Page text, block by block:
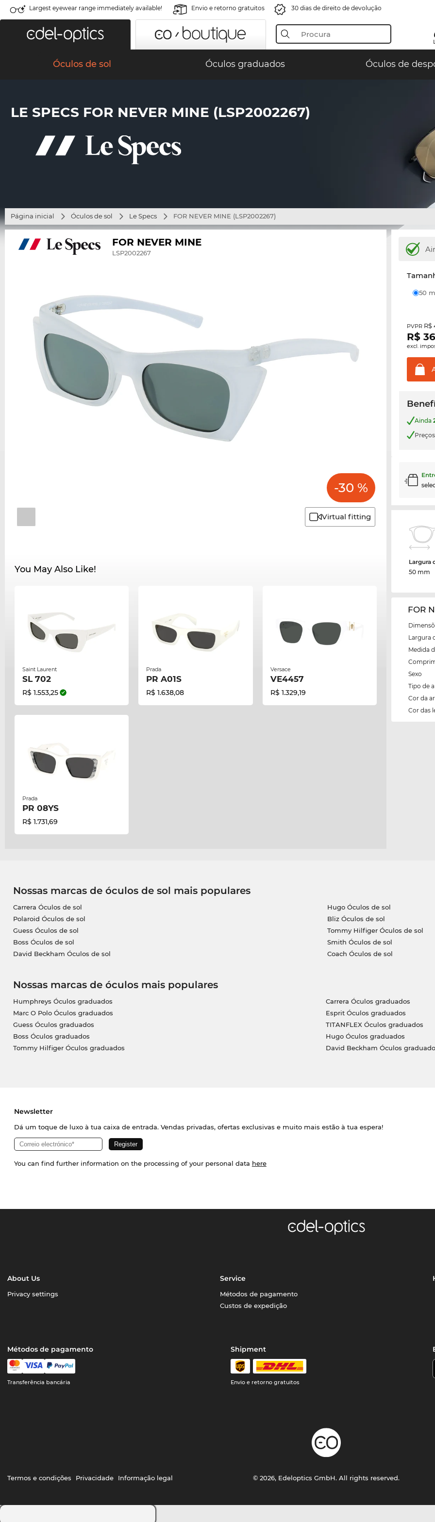
Largest eyewear range immediately available! Envio e retorno gratuitos 30 dias de direito de devolução
Óculos de sol Óculos graduados Óculos de
LE SPECS FOR NEVER MINE (LSP2002267)
Página inicial Óculos de sol Le Specs FOR NEVER MINE (LSP2002267)
FOR NEVER MINE
LSP2002267
-30 %
Virtual fitting
You May Also Like!
Saint Laurent
SL 702
R$ 1.553,25
Prada
PR A01S
R$ 1.638,08
Versace
VE4457
R$ 1.329,19
Prada
PR 08YS
R$ 1.731,69
50
PVPR R$
R$
excl.
Ainda
Largura
50 mm
FOR
Largura
Medida
Sexo
Tipo de
Cor da
Cor das
Nossas marcas de óculos de sol mais populares
Carrera Óculos de sol
Polaroid Óculos de sol
Guess Óculos de sol
Boss Óculos de sol
David Beckham Óculos de sol
Hugo Óculos de sol
Bliz Óculos de sol
Tommy Hilfiger Óculos de sol
Smith Óculos de sol
Coach Óculos de sol
Nossas marcas de óculos mais populares
Humphreys Óculos graduados
Marc O Polo Óculos graduados
Guess Óculos graduados
Boss Óculos graduados
Tommy Hilfiger Óculos graduados
Carrera Óculos graduados
Esprit Óculos graduados
TITANFLEX Óculos graduados
Hugo Óculos graduados
David Beckham Óculos
Newsletter
Dá um toque de luxo à tua caixa de entrada. Vendas privadas, ofertas exclusivas e muito mais estão à tua espera!
You can find further information on the processing of your personal data here
About Us
Privacy settings
Service
Métodos de pagamento
Custos de expedição
Métodos de pagamento
Transferência bancária
Shipment
Envio e retorno gratuitos
Termos e condições Privacidade Informação legal © 2026, Edeloptics GmbH. All rights reserved.